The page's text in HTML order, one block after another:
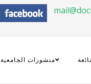
منشورات الجامعية